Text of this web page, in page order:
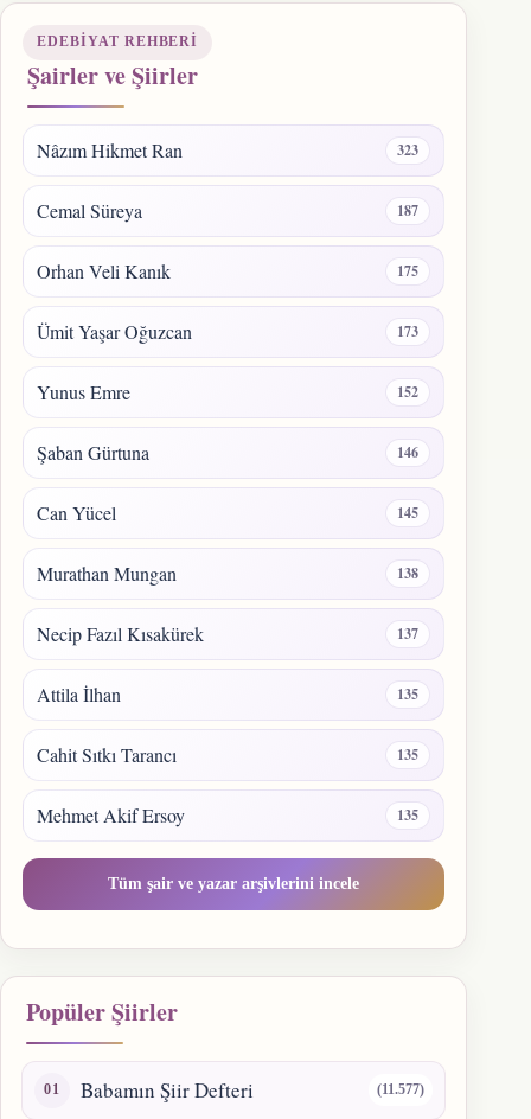
EDEBIYAT REHBERI
Şairler ve Şiirler
Nâzım Hikmet Ran 323
Cemal Süreya 187
Orhan Veli Kanık 175
Ümit Yaşar Oğuzcan 173
Yunus Emre 152
Şaban Gürtuna 146
Can Yücel 145
Murathan Mungan 138
Necip Fazıl Kısakürek 137
Attila İlhan 135
Cahit Sıtkı Tarancı 135
Mehmet Akif Ersoy 135
Tüm şair ve yazar arşivlerini incele
Popüler Şiirler
Babamın Şiir Defteri (11.577)